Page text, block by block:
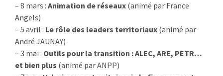
– 8 mars : Animation de réseaux (animé par France
Angels)
– 5 avril : Le rôle des leaders territoriaux (animé par
André JAUNAY)
– 3 mai : Outils pour la transition : ALEC, ARE, PETR…
et bien plus (animé par ANPP)